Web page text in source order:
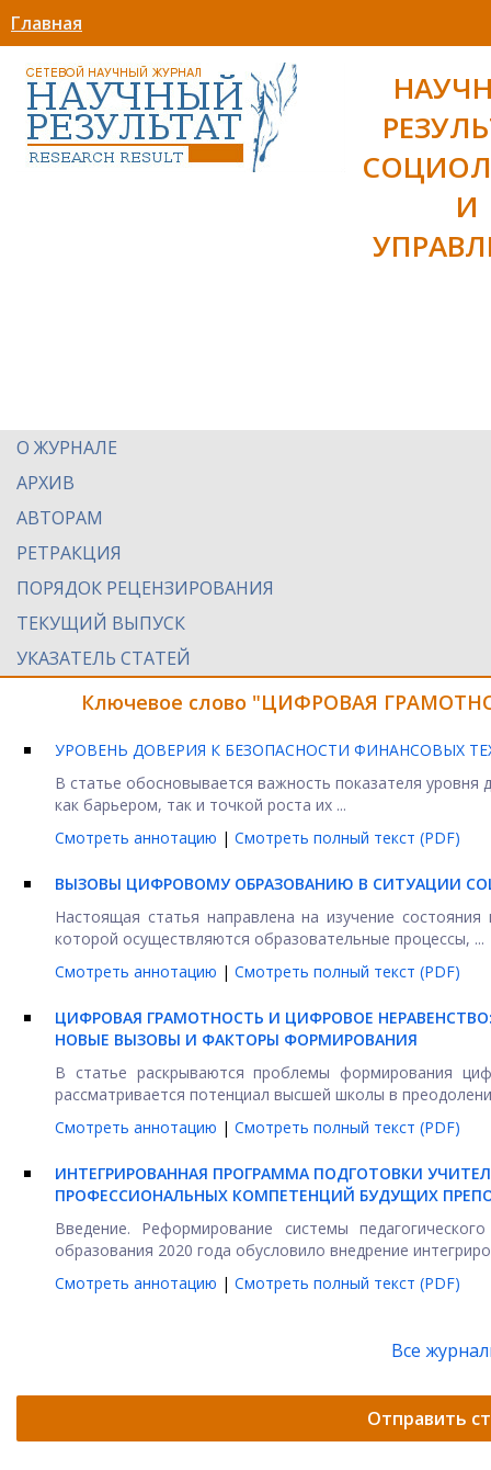
Главная
И
О ЖУРНАЛЕ
АРХИВ
АВТОРАМ
РЕТРАКЦИЯ
ПОРЯДОК РЕЦЕНЗИРОВАНИЯ
ТЕКУЩИЙ ВЫПУСК
УКАЗАТЕЛЬ СТАТЕЙ
Ключевое слово "ЦИФРОВАЯ
УРОВЕНЬ ДОВЕРИЯ К БЕЗОПАСНОСТИ ФИНАНСОВЫХ
В статье обосновывается важность показателя уровня
как барьером, так и точкой роста их ...
Смотреть аннотацию | Смотреть полный текст (PDF)
ВЫЗОВЫ ЦИФРОВОМУ ОБРАЗОВАНИЮ В СИТУАЦИИ
Настоящая статья направлена на изучение
которой осуществляются образовательные процессы, ...
Смотреть аннотацию | Смотреть полный текст (PDF)
ЦИФРОВАЯ ГРАМОТНОСТЬ И ЦИФРОВОЕ
НОВЫЕ ВЫЗОВЫ И ФАКТОРЫ ФОРМИРОВАНИЯ
В статье раскрываются проблемы формирования
рассматривается потенциал высшей школы в
Смотреть аннотацию | Смотреть полный текст (PDF)
ИНТЕГРИРОВАННАЯ ПРОГРАММА ПОДГОТОВКИ
ПРОФЕССИОНАЛЬНЫХ КОМПЕТЕНЦИЙ БУДУЩИХ
Введение. Реформирование системы
образования 2020 года обусловило внедрение
Смотреть аннотацию | Смотреть полный текст (PDF)
Все
Отправить